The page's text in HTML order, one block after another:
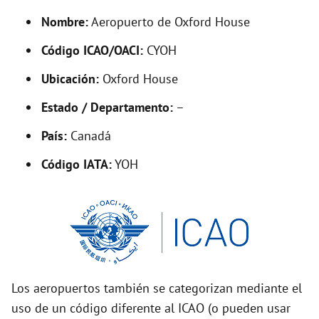
V
i
o
Nombre:Aeropuerto de Oxford House
Código ICAO/OACI: CYOH
Ubicación: Oxford House
Estado / Departamento: –
País: Canadá
Código IATA:YOH
Los aeropuertos también se categorizan mediante el
uso de un código diferente al ICAO (o pueden usar